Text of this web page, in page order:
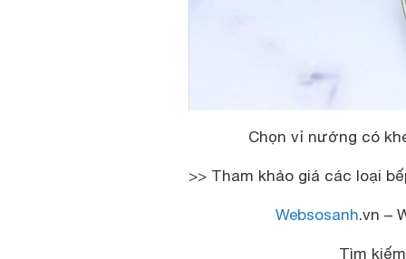
Chọn vỉ nướng có
>> Tham khảo giá các loại
Websosanh.vn –
Tìm